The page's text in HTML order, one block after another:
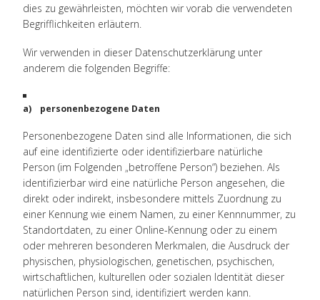
dies zu gewährleisten, möchten wir vorab die verwendeten
Begrifflichkeiten erläutern.
Wir verwenden in dieser Datenschutzerklärung unter
anderem die folgenden Begriffe:
a) personenbezogene Daten
Personenbezogene Daten sind alle Informationen, die sich
auf eine identifizierte oder identifizierbare natürliche
Person (im Folgenden „betroffene Person“) beziehen. Als
identifizierbar wird eine natürliche Person angesehen, die
direkt oder indirekt, insbesondere mittels Zuordnung zu
einer Kennung wie einem Namen, zu einer Kennnummer, zu
Standortdaten, zu einer Online-Kennung oder zu einem
oder mehreren besonderen Merkmalen, die Ausdruck der
physischen, physiologischen, genetischen, psychischen,
wirtschaftlichen, kulturellen oder sozialen Identität dieser
natürlichen Person sind, identifiziert werden kann.